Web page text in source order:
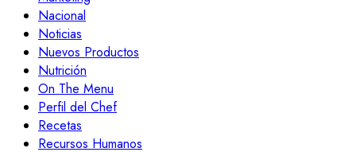
Nacional
Noticias
Nuevos Productos
Nutrición
On The Menu
Perfil del Chef
Recetas
Recursos Humanos